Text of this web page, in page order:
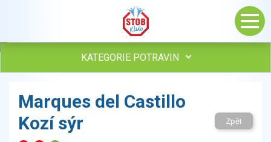
KATEGORIE POTRAVIN
Vejce
Mléko
Mléčné výrobky
Marques del Castillo
Kozí sýr
Zpět